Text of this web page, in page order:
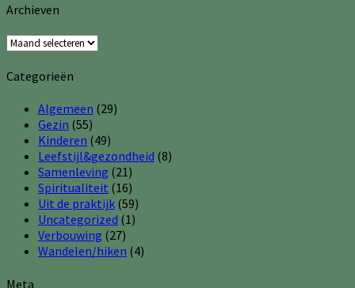
Archieven
Archieven
Categorieën
Algemeen (29)
Gezin (55)
Kinderen (49)
Leefstijl&gezondheid (8)
Samenleving (21)
Spiritualiteit (16)
Uit de praktijk (59)
Uncategorized (1)
Verbouwing (27)
Wandelen/hiken (4)
Meta